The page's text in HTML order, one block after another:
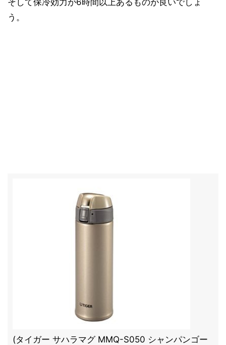
そして保冷効力が6時間以上あるものが良いでしょ
う。
(タイガー サハラマグ MMQ-S050 シャンパンゴー